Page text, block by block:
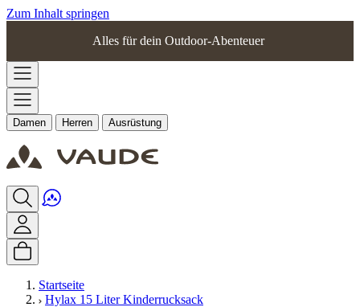
Zum Inhalt springen
Alles für dein Outdoor-Abenteuer
Damen Herren Ausrüstung
Startseite
Hylax 15 Liter Kinderrucksack